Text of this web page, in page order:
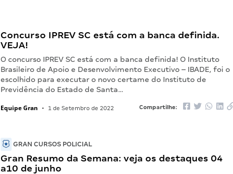
Concurso IPREV SC está com a banca definida.
VEJA!
O concurso IPREV SC está com a banca definida! O Instituto
Brasileiro de Apoio e Desenvolvimento Executivo – IBADE, foi o
escolhido para executar o novo certame do Instituto de
Previdência do Estado de Santa…
Equipe Gran • 1 de Setembro de 2022 Compartilhe:
GRAN CURSOS POLICIAL
Gran Resumo da Semana: veja os destaques 04
a10 de junho